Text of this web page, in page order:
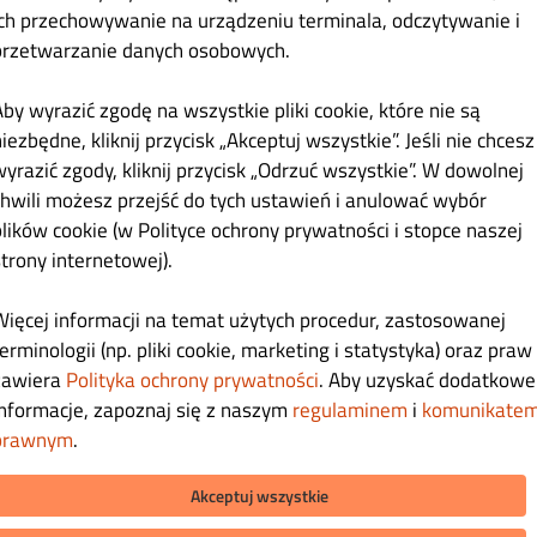
Dania na parze Spring Rolls Zupy Sałatki
rice) 35.00 zł
z ryżem, mąka pszenna*
36.00 zł
z frytkami ,mąka pszenna*
przechowywanie na urządzeniu terminala, odczytywanie i
danych osobowych.
wyrazić zgodę na wszystkie pliki cookie, które nie są
kliknij przycisk „Akceptuj wszystkie”. Jeśli nie chcesz
zgody, kliknij przycisk „Odrzuć wszystkie”. W dowolnej
możesz przejść do tych ustawień i anulować wybór
cookie (w Polityce ochrony prywatności i stopce naszej
internetowej).
informacji na temat użytych procedur, zastosowanej
(np. pliki cookie, marketing i statystyka) oraz praw
Polityka ochrony prywatności. Aby uzyskać dodatkowe
zapoznaj się z naszym regulaminem i
.
Akceptuj wszystkie